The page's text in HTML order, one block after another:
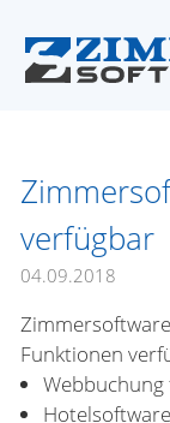
verfügbar
04.09.2018
Funktionen